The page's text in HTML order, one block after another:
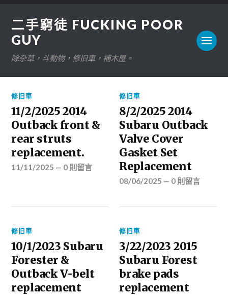
二手窮徒 FUCKING POOR
GUY
除杂草，斗動物，修旧車，補木屋。
修旧車
11/2/2025 2014
Outback front &
rear struts
replacement.
11/11/2025 — 0 則留言
修旧車
8/2/2025 2014
Subaru Outback
Valve Cover
Gasket Set
Replacement
08/06/2025 — 0 則留言
修旧車
10/1/2023 Subaru
Forester &
Outback V-belt
replacement
修旧車
3/22/2023 2015
Subaru Forest
brake pads
replacement